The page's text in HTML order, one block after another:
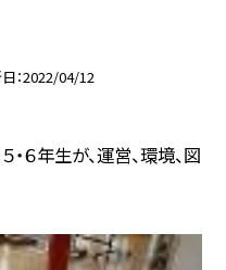
2022/04/12
６年生が、運営、環境、図